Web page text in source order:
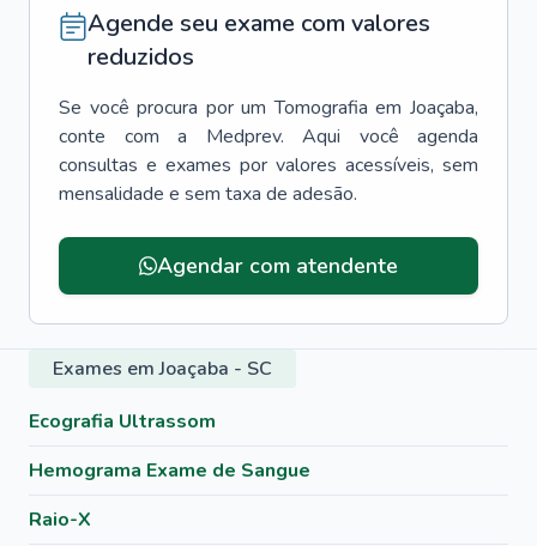
Agende seu exame com valores
reduzidos
Se você procura por um Tomografia em Joaçaba,
conte com a Medprev. Aqui você agenda
consultas e exames por valores acessíveis, sem
mensalidade e sem taxa de adesão.
Agendar com atendente
Exames em Joaçaba - SC
Ecografia Ultrassom
Hemograma Exame de Sangue
Raio-X